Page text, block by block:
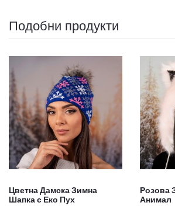
Подобни продукти
Цветна Дамска Зимна
Шапка с Еко Пух
Розова
Анимал